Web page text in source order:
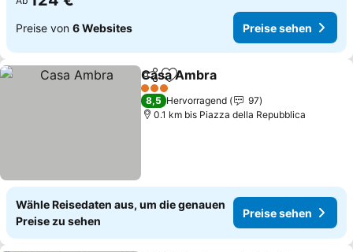
Preise von 6 Websites Preise sehen
TeilenZu Favoriten hinzufügen
Casa Ambra
3 Sterne
8,5 Hervorragend
97
0.1 km bis Piazza della Repubblica
Wähle Reisedaten aus, um die genauen
Preise zu sehen
Preise sehen